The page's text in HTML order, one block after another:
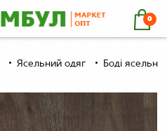
0
Ясельний одяг Боді